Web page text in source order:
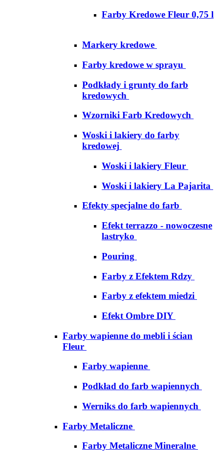
Farby Kredowe Fleur 0,75 l
Markery kredowe
Farby kredowe w sprayu
Podkłady i grunty do farb
kredowych
Wzorniki Farb Kredowych
Woski i lakiery do farby
kredowej
Woski i lakiery Fleur
Woski i lakiery La Pajarita
Efekty specjalne do farb
Efekt terrazzo - nowoczesne
lastryko
Pouring
Farby z Efektem Rdzy
Farby z efektem miedzi
Efekt Ombre DIY
Farby wapienne do mebli i ścian
Fleur
Farby wapienne
Podkład do farb wapiennych
Werniks do farb wapiennych
Farby Metaliczne
Farby Metaliczne Mineralne